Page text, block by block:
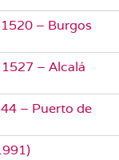
– Burgos
– Alcalá
– Puerto de